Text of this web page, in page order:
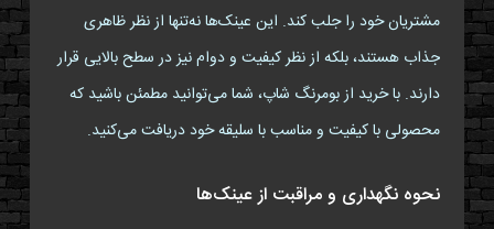
مشتریان خود را جلب کند. این عینک‌ها نه‌تنها از نظر ظاهری
جذاب هستند، بلکه از نظر کیفیت و دوام نیز در سطح بالایی قرار
دارند. با خرید از بومرنگ شاپ، شما می‌توانید مطمئن باشید که
محصولی با کیفیت و مناسب با سلیقه خود دریافت می‌کنید.
نحوه نگهداری و مراقبت از عینک‌ها